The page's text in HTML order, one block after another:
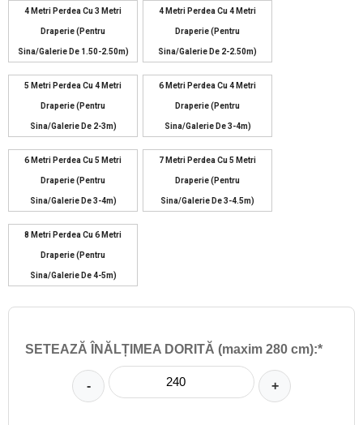
4 Metri Perdea Cu 3 Metri
Draperie (pentru
Sina/galerie De 1.50-2.50m)
4 Metri Perdea Cu 4 Metri
Draperie (pentru
Sina/galerie De 2-2.50m)
5 Metri Perdea Cu 4 Metri
Draperie (pentru
Sina/galerie De 2-3m)
6 Metri Perdea Cu 4 Metri
Draperie (pentru
Sina/galerie De 3-4m)
6 Metri Perdea Cu 5 Metri
Draperie (pentru
Sina/galerie De 3-4m)
7 Metri Perdea Cu 5 Metri
Draperie (pentru
Sina/galerie De 3-4.5m)
8 Metri Perdea Cu 6 Metri
Draperie (pentru
Sina/galerie De 4-5m)
SETEAZĂ ÎNĂLȚIMEA DORITĂ (maxim 280 cm):*
- +